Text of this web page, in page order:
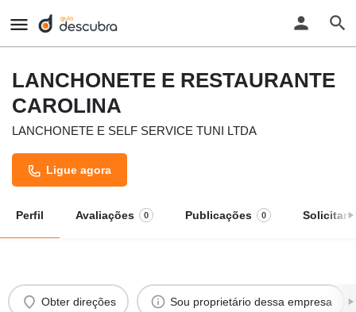
LANCHONETE E RESTAURANTE
CAROLINA
LANCHONETE E SELF SERVICE TUNI LTDA
Ligue agora
Perfil Avaliações 0 Publicações 0 Solicitar
Obter direções Sou proprietário dessa empresa